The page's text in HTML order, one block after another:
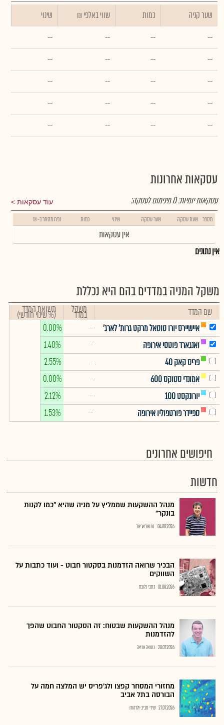
שער קניה כמות ₪ שווי באלפי
שינוי
--
--
--
--
--
--
--
--
--
--
--
--
--
--
--
--
--
--
--
--
עסקאות אחרונות
עוד עסקאות עסקאות יומיות:0מינימום לעסקה:
מספר שעת עסקה שער עסקה שינוי כמות נפח מסחר ב- ₪
אין עסקאות
אין נתונים
משקל המניה במדדים בהם היא נכללת
שם המדד משקל
במדד תשואת המדד
(% שינוי חודשי)
איישיירס יורו טוטאל מרקט גרות' לארג'
--
0.00%
ואנגארד פוטסי אירופה
--
1.40%
פריס קאק 40
--
2.55%
אמונדי סטוקס 600
--
0.00%
יורונקסט 100
--
2.12%
ספיידר פורטפוליו אירופה
--
1.53%
חיפושים אחרונים
חדשות
מנהל ההשקעות שממליץ על מניה שהיא "כמו לקנות
בונקר"
04.08.2026 נתנאל אריאל
הבכיר שרואה הזדמנות בסקטור חבוט - ועוד כתבות על
השווקים
01.08.2026 כתבי גלובס
מנהל ההשקעות שבטוח: זה הסקטור החבוט שהפך
להזדמנות
28.07.2026 נתנאל אריאל
מחזורי המסחר קפצו ולג'פריס יש המלצה חמה על
הבורסה בתל אביב
27.07.2026 שירי חביב-ולדהורן